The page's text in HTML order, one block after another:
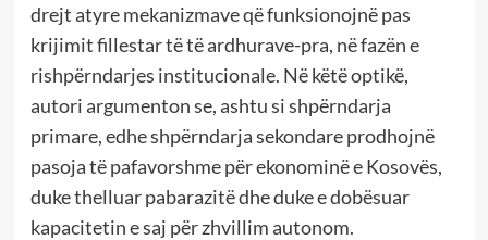
drejt atyre mekanizmave që funksionojnë pas
krijimit fillestar të të ardhurave-pra, në fazën e
rishpërndarjes institucionale. Në këtë optikë,
autori argumenton se, ashtu si shpërndarja
primare, edhe shpërndarja sekondare prodhojnë
pasoja të pafavorshme për ekonominë e Kosovës,
duke thelluar pabarazitë dhe duke e dobësuar
kapacitetin e saj për zhvillim autonom.